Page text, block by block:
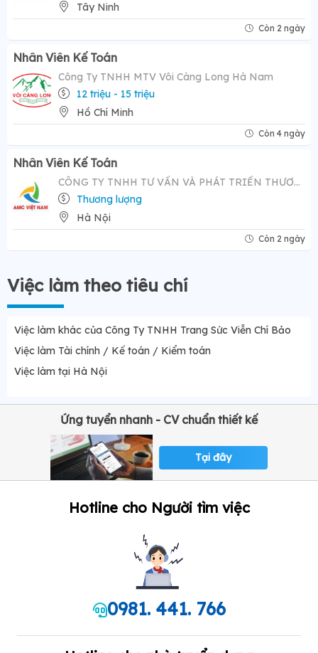
Tây Ninh
Còn 2 ngày
Nhân Viên Kế Toán
Công Ty TNHH MTV Vôi Càng Long Hà Nam
12 triệu - 15 triệu
Hồ Chí Minh
Còn 4 ngày
Nhân Viên Kế Toán
CÔNG TY TNHH TƯ VẤN VÀ PHÁT TRIỂN THƯƠNG HIỆU AMC VIỆT NAM
Thương lượng
Hà Nội
Còn 2 ngày
Việc làm theo tiêu chí
Việc làm khác của Công Ty TNHH Trang Sức Viễn Chí Bảo
Việc làm Tài chính / Kế toán / Kiểm toán
Việc làm tại Hà Nội
Ứng tuyển nhanh - CV chuẩn thiết kế
Tại đây
Hotline cho Người tìm việc
0981. 441. 766